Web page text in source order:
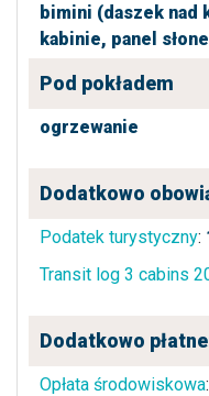
bimini (daszek nad
kabinie, panel
Pod pokładem
ogrzewanie
Dodatkowo
Podatek turystyczny:
Transit log 3 cabins
Dodatkowo
Opłata środowiskowa: